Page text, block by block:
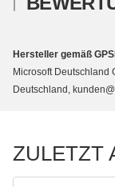
Hersteller gemäß
Microsoft Deutschland
Deutschland,
ZULETZT